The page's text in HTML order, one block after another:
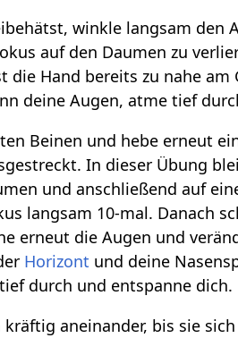
winkle langsam den
auf den Daumen zu
die Hand bereits zu nahe
deine Augen, atme tief
Beinen und hebe erneut
In dieser Übung
und anschließend auf
langsam 10-mal. Danach
erneut die Augen und
Horizont und deine
durch und entspanne dich.
aneinander, bis sie